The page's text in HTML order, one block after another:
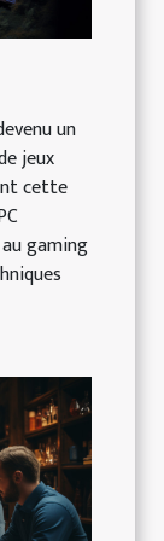
un
jeux
cette
gaming